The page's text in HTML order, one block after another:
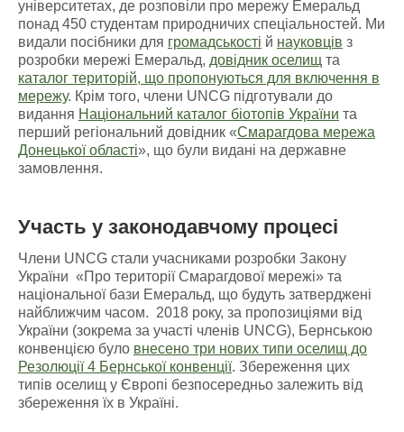
університетах, де розповіли про мережу Емеральд
понад 450 студентам природничих спеціальностей. Ми
видали посібники для громадськості й науковців з
розробки мережі Емеральд, довідник оселищ та
каталог територій, що пропонуються для включення в
мережу. Крім того, члени UNCG підготували до
видання Національний каталог біотопів України та
перший регіональний довідник «Смарагдова мережа
Донецької області», що були видані на державне
замовлення.
Участь у законодавчому процесі
Члени UNCG стали учасниками розробки Закону
України «Про території Смарагдової мережі» та
національної бази Емеральд, що будуть затверджені
найближчим часом. 2018 року, за пропозиціями від
України (зокрема за участі членів UNCG), Бернською
конвенцією було внесено три нових типи оселищ до
Резолюції 4 Бернської конвенції. Збереження цих
типів оселищ у Європі безпосередньо залежить від
збереження їх в Україні.